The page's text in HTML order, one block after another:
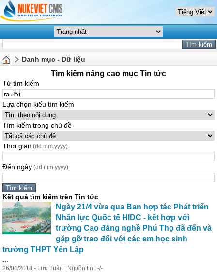
Danh mục - Dữ liệu
Tìm kiếm nâng cao mục Tin tức
Từ tìm kiếm
Lựa chọn kiểu tìm kiếm
Tìm kiếm trong chủ đề
Thời gian (dd.mm.yyyy)
Đến ngày (dd.mm.yyyy)
Kết quả tìm kiếm trên Tin tức
Ngày 21/4 vừa qua Ban hợp tác Phát triển
Nhân lực Quốc tế HIDC - kết hợp với
trường Cao đẳng nghề Phú Thọ đã đến và
gặp gỡ trao đổi với các em học sinh
trường THPT Yên Lập
26/04/2018 - Lưu Tuân | Nguồn tin : -/-